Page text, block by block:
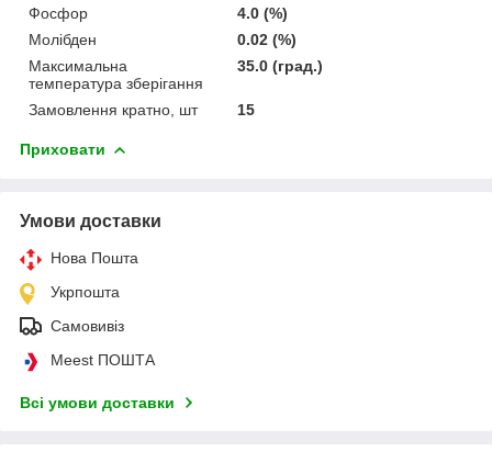
Фосфор
4.0 (%)
Молібден
0.02 (%)
Максимальна
температура зберігання
35.0 (град.)
Замовлення кратно, шт 15
Приховати
Умови доставки
Нова Пошта
Укрпошта
Самовивіз
Meest ПОШТА
Всі умови доставки